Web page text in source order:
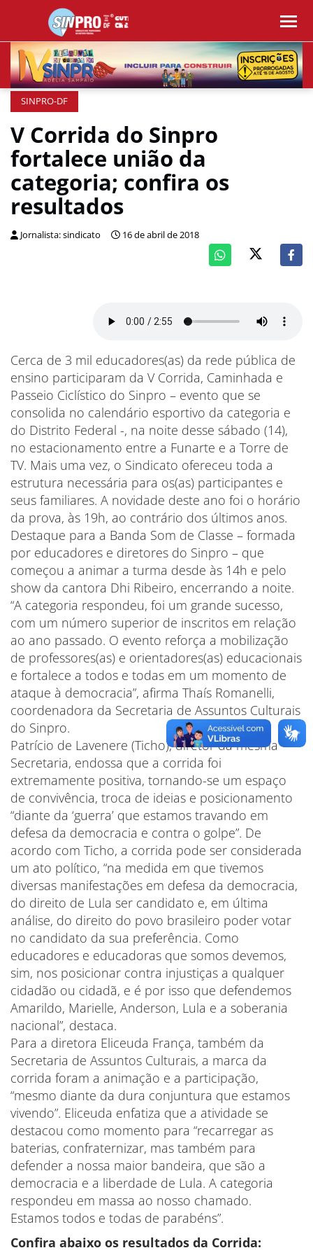
SINPRO-DF
V Corrida do Sinpro
fortalece união da
categoria; confira os
resultados
Jornalista: sindicato 16 de abril de 2018
Cerca de 3 mil educadores(as) da rede pública de
ensino participaram da V Corrida, Caminhada e
Passeio Ciclístico do Sinpro – evento que se
consolida no calendário esportivo da categoria e
do Distrito Federal -, na noite desse sábado (14),
no estacionamento entre a Funarte e a Torre de
TV. Mais uma vez, o Sindicato ofereceu toda a
estrutura necessária para os(as) participantes e
seus familiares. A novidade deste ano foi o horário
da prova, às 19h, ao contrário dos últimos anos.
Destaque para a Banda Som de Classe – formada
por educadores e diretores do Sinpro – que
começou a animar a turma desde às 14h e pelo
show da cantora Dhi Ribeiro, encerrando a noite.
“A categoria respondeu, foi um grande sucesso,
com um número superior de inscritos em relação
ao ano passado. O evento reforça a mobilização
de professores(as) e orientadores(as) educacionais
e fortalece a todos e todas em um momento de
ataque à democracia”, afirma Thaís Romanelli,
coordenadora da Secretaria de Assuntos Culturais
do Sinpro.
Patrício de Lavenere (Ticho), diretor da mesma
Secretaria, endossa que a corrida foi
extremamente positiva, tornando-se um espaço
de convivência, troca de ideias e posicionamento
“diante da ‘guerra’ que estamos travando em
defesa da democracia e contra o golpe”. De
acordo com Ticho, a corrida pode ser considerada
um ato político, “na medida em que tivemos
diversas manifestações em defesa da democracia,
do direito de Lula ser candidato e, em última
análise, do direito do povo brasileiro poder votar
no candidato da sua preferência. Como
educadores e educadoras que somos devemos,
sim, nos posicionar contra injustiças a qualquer
cidadão ou cidadã, e é por isso que defendemos
Amarildo, Marielle, Anderson, Lula e a soberania
nacional”, destaca.
Para a diretora Eliceuda França, também da
Secretaria de Assuntos Culturais, a marca da
corrida foram a animação e a participação,
“mesmo diante da dura conjuntura que estamos
vivendo”. Eliceuda enfatiza que a atividade se
destacou como momento para “recarregar as
baterias, confraternizar, mas também para
defender a nossa maior bandeira, que são a
democracia e a liberdade de Lula. A categoria
respondeu em massa ao nosso chamado.
Estamos todos e todas de parabéns”.
Confira abaixo os resultados da Corrida: